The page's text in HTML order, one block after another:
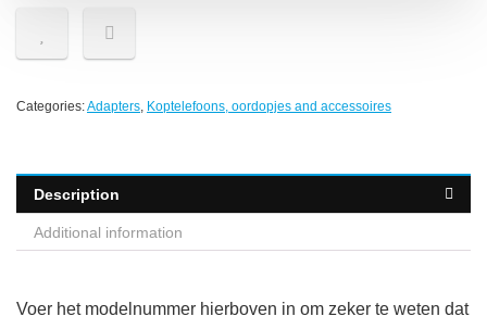
Categories:Adapters, Koptelefoons, oordopjes and accessoires
Description
Additional information
Voer het modelnummer hierboven in om zeker te weten dat